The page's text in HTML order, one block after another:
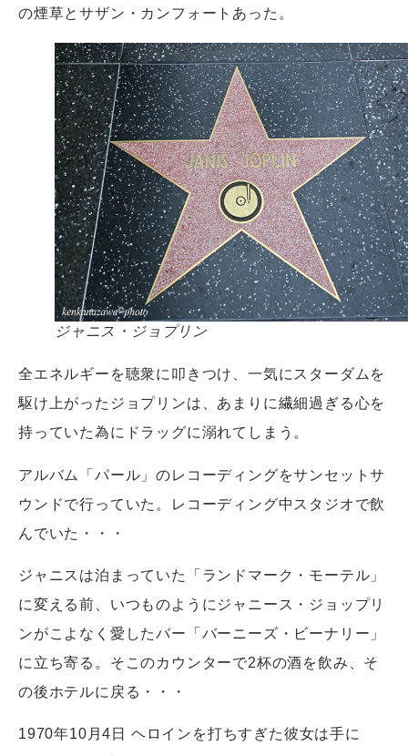
の煙草とサザン・カンフォートあった。
ジャニス・ジョプリン
全エネルギーを聴衆に叩きつけ、一気にスターダムを
駆け上がったジョプリンは、あまりに繊細過ぎる心を
持っていた為にドラッグに溺れてしまう。
アルバム「パール」のレコーディングをサンセットサ
ウンドで行っていた。レコーディング中スタジオで飲
んでいた・・・
ジャニスは泊まっていた「ランドマーク・モーテル」
に変える前、いつものようにジャニース・ジョップリ
ンがこよなく愛したバー「バーニーズ・ビーナリー」
に立ち寄る。そこのカウンターで2杯の酒を飲み、そ
の後ホテルに戻る・・・
1970年10月4日 ヘロインを打ちすぎた彼女は手に